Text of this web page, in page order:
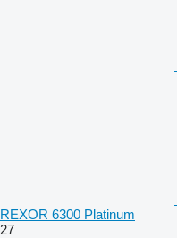
REXOR 6300 Platinum
27